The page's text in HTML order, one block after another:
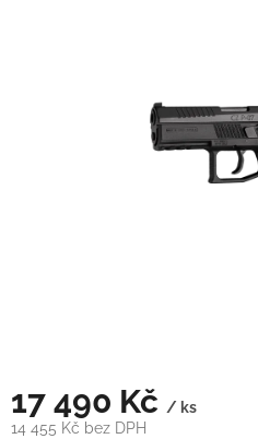
17 490 Kč / ks
14 455 Kč bez DPH